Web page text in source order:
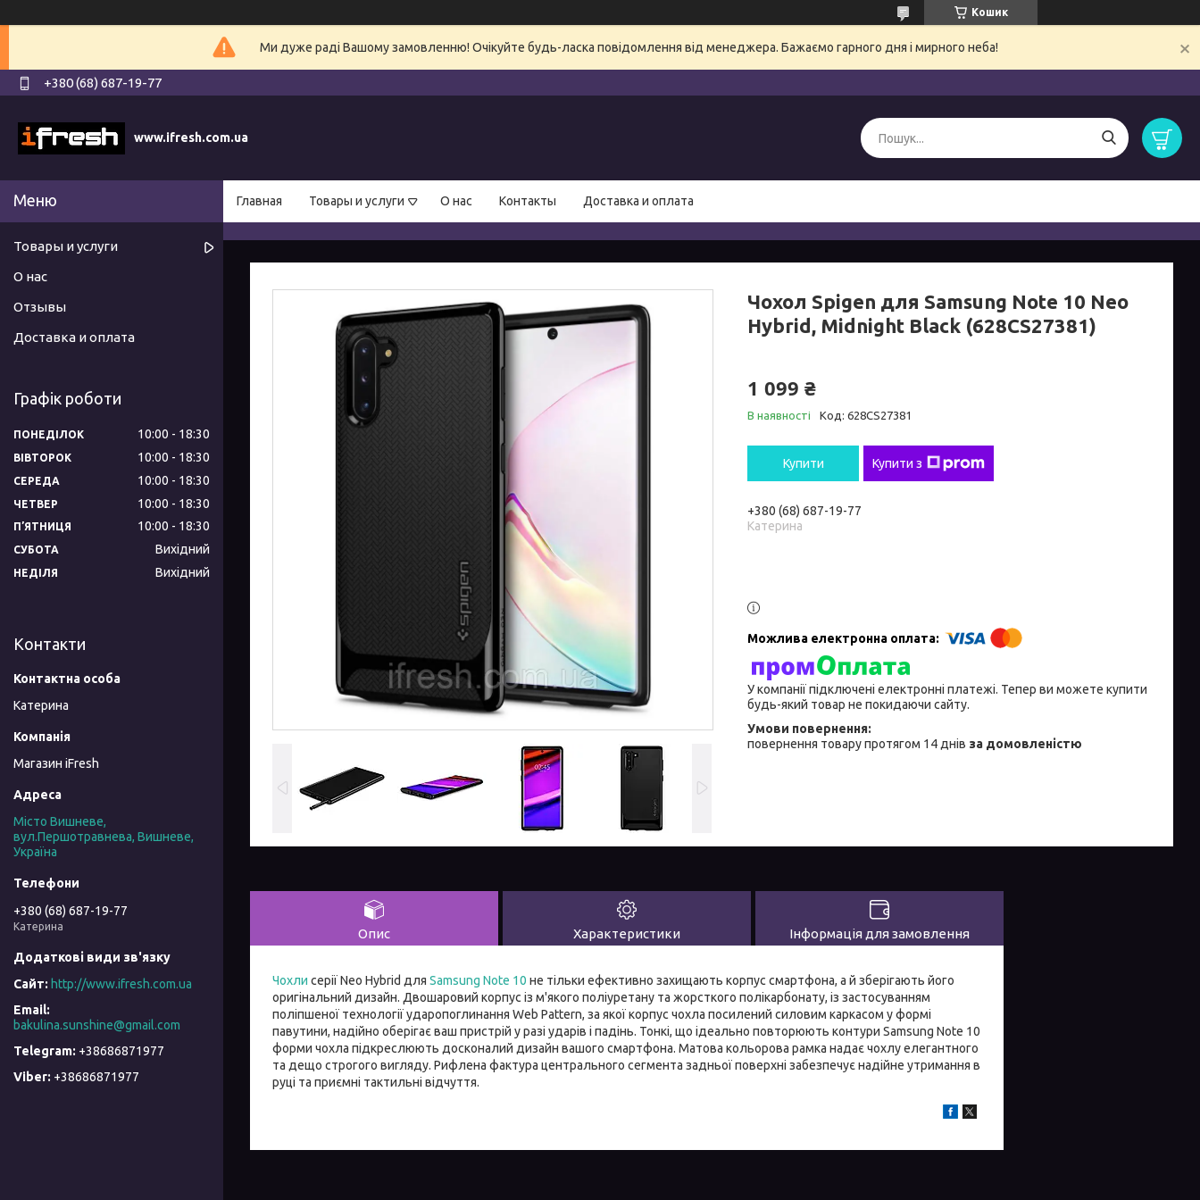
Кошик
Ми дуже раді Вашому замовленню! Очікуйте будь-ласка повідомлення від менеджера. Бажаємо гарного дня і мирного неба!
+380 (68) 687-19-77
www.ifresh.com.ua
Главная Товары и услуги О нас Контакты Доставка и оплата
Чохол Spigen для Samsung Note 10 Neo
Hybrid, Midnight Black (628CS27381)
1 099 ₴
В наявності Код: 628CS27381
Купити Купити з
+380 (68) 687-19-77
Катерина
У компанії підключені електронні платежі. Тепер ви можете купити
будь-який товар не покидаючи сайту.
повернення товару протягом 14 днів за домовленістю
Опис Характеристики Інформація для замовлення
Чохли серії Neo Hybrid для Samsung Note 10 не тільки ефективно захищають корпус смартфона, а й зберігають його
оригінальний дизайн. Двошаровий корпус із м'якого поліуретану та жорсткого полікарбонату, із застосуванням
поліпшеної технології ударопоглинання Web Pattern, за якої корпус чохла посилений силовим каркасом у формі
павутини, надійно оберігає ваш пристрій у разі ударів і падінь. Тонкі, що ідеально повторюють контури Samsung Note 10
форми чохла підкреслюють досконалий дизайн вашого смартфона. Матова кольорова рамка надає чохлу елегантного
та дещо строгого вигляду. Рифлена фактура центрального сегмента задньої поверхні забезпечує надійне утримання в
руці та приємні тактильні відчуття.
Товары и услуги
О нас
Отзывы
Доставка и оплата
Графік роботи
ПОНЕДІЛОК 10:00 18:30
ВІВТОРОК 10:00 18:30
СЕРЕДА 10:00 18:30
ЧЕТВЕР 10:00 18:30
ПʼЯТНИЦЯ 10:00 18:30
СУБОТА Вихідний
НЕДІЛЯ Вихідний
Контакти
Катерина
Магазин iFresh
Місто Вишневе,
вул.Першотравнева, Вишневе,
Україна
+380 (68) 687-19-77
Катерина
http://www.ifresh.com.ua
bakulina.sunshine@gmail.com
+38686871977
+38686871977